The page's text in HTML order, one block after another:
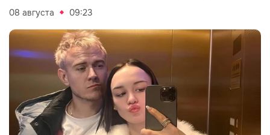
08 августа 09:23